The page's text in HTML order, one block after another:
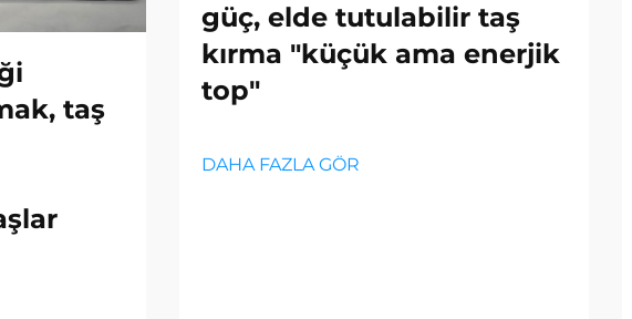
taş
güç, elde tutulabilir taş
kırma "küçük ama enerjik
top"
DAHA FAZLA GÖR